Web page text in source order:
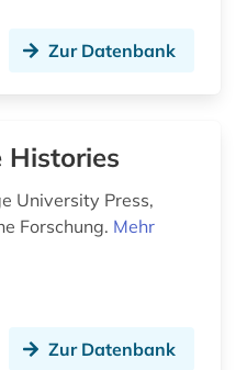
Zur Datenbank
Histories
University Press,
Forschung. Mehr
Zur Datenbank